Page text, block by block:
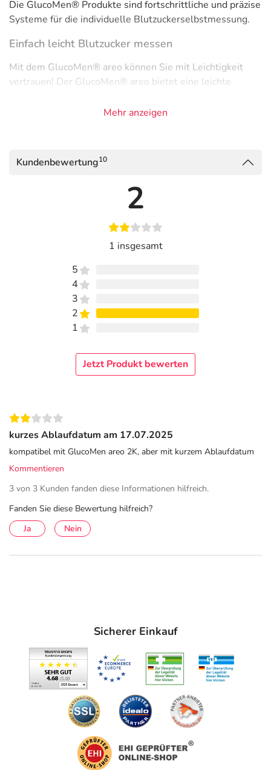
Die GlucoMen® Produkte sind fortschrittliche und präzise
Systeme für die individuelle Blutzuckerselbstmessung.
Einfach leicht Blutzucker messen
Mit dem GlucoMen® areo können Sie mit Leichtigkeit
vertrauen! Der GlucoMen® areo bietet eine leichte
Grundlage der sicheren Insulindosierung.
BERLIN-CHEMIE AG
elektronische Adresse: https://berlin-chemie.de
Mehr anzeigen
Kundenbewertung10
2
1 insgesamt
5
4
3
2
1
Jetzt Produkt bewerten
kurzes Ablaufdatum am 17.07.2025
kompatibel mit GlucoMen areo 2K, aber mit kurzem Ablaufdatum
Kommentieren
3 von 3 Kunden fanden diese Informationen hilfreich.
Fanden Sie diese Bewertung hilfreich?
Ja
Nein
Sicherer Einkauf